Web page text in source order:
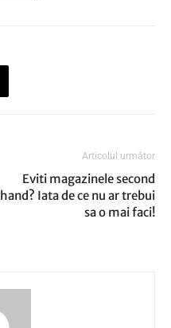
Articolul următor
Eviti magazinele second
hand? Iata de ce nu ar trebui
sa o mai faci!